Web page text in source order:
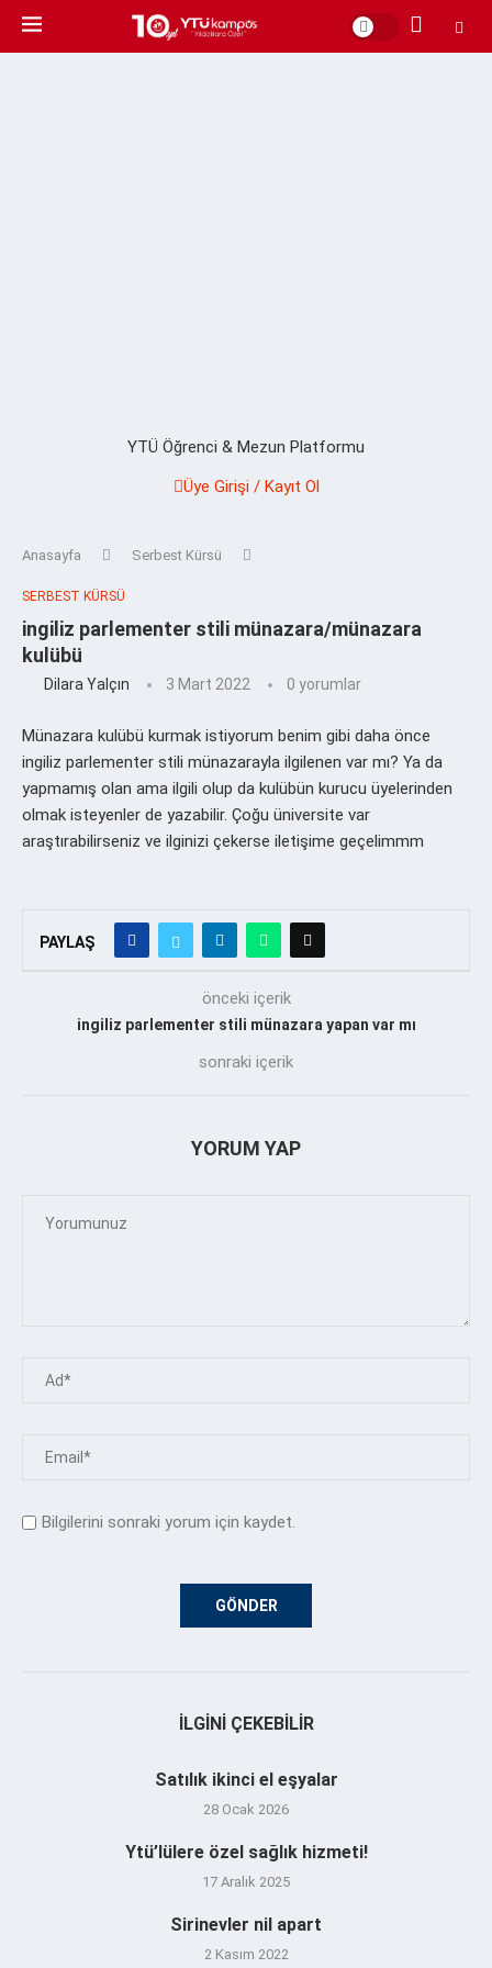
YTÜ Öğrenci & Mezun Platformu
Üye Girişi / Kayıt Ol
Anasayfa Serbest Kürsü
SERBEST KÜRSÜ
ingiliz parlementer stili münazara/münazara
kulübü
Dilara Yalçın 3 Mart 2022 0 yorumlar
Münazara kulübü kurmak istiyorum benim gibi daha önce
ingiliz parlementer stili münazarayla ilgilenen var mı? Ya da
yapmamış olan ama ilgili olup da kulübün kurucu üyelerinden
olmak isteyenler de yazabilir. Çoğu üniversite var
araştırabilirseniz ve ilginizi çekerse iletişime geçelimmm
PAYLAŞ
önceki içerik
ingiliz parlementer stili münazara yapan var mı
sonraki içerik
YORUM YAP
Bilgilerini sonraki yorum için kaydet.
İLGINI ÇEKEBILIR
Satılık ikinci el eşyalar
28 Ocak 2026
Ytü’lülere özel sağlık hizmeti!
17 Aralık 2025
Sirinevler nil apart
2 Kasım 2022